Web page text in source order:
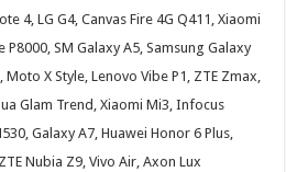
4, LG G4, Canvas Fire 4G Q411, Xiaomi
P8000, SM Galaxy A5, Samsung Galaxy
X Style, Lenovo Vibe P1, ZTE Zmax,
Glam Trend, Xiaomi Mi3, Infocus
Galaxy A7, Huawei Honor 6 Plus,
Nubia Z9, Vivo Air, Axon Lux